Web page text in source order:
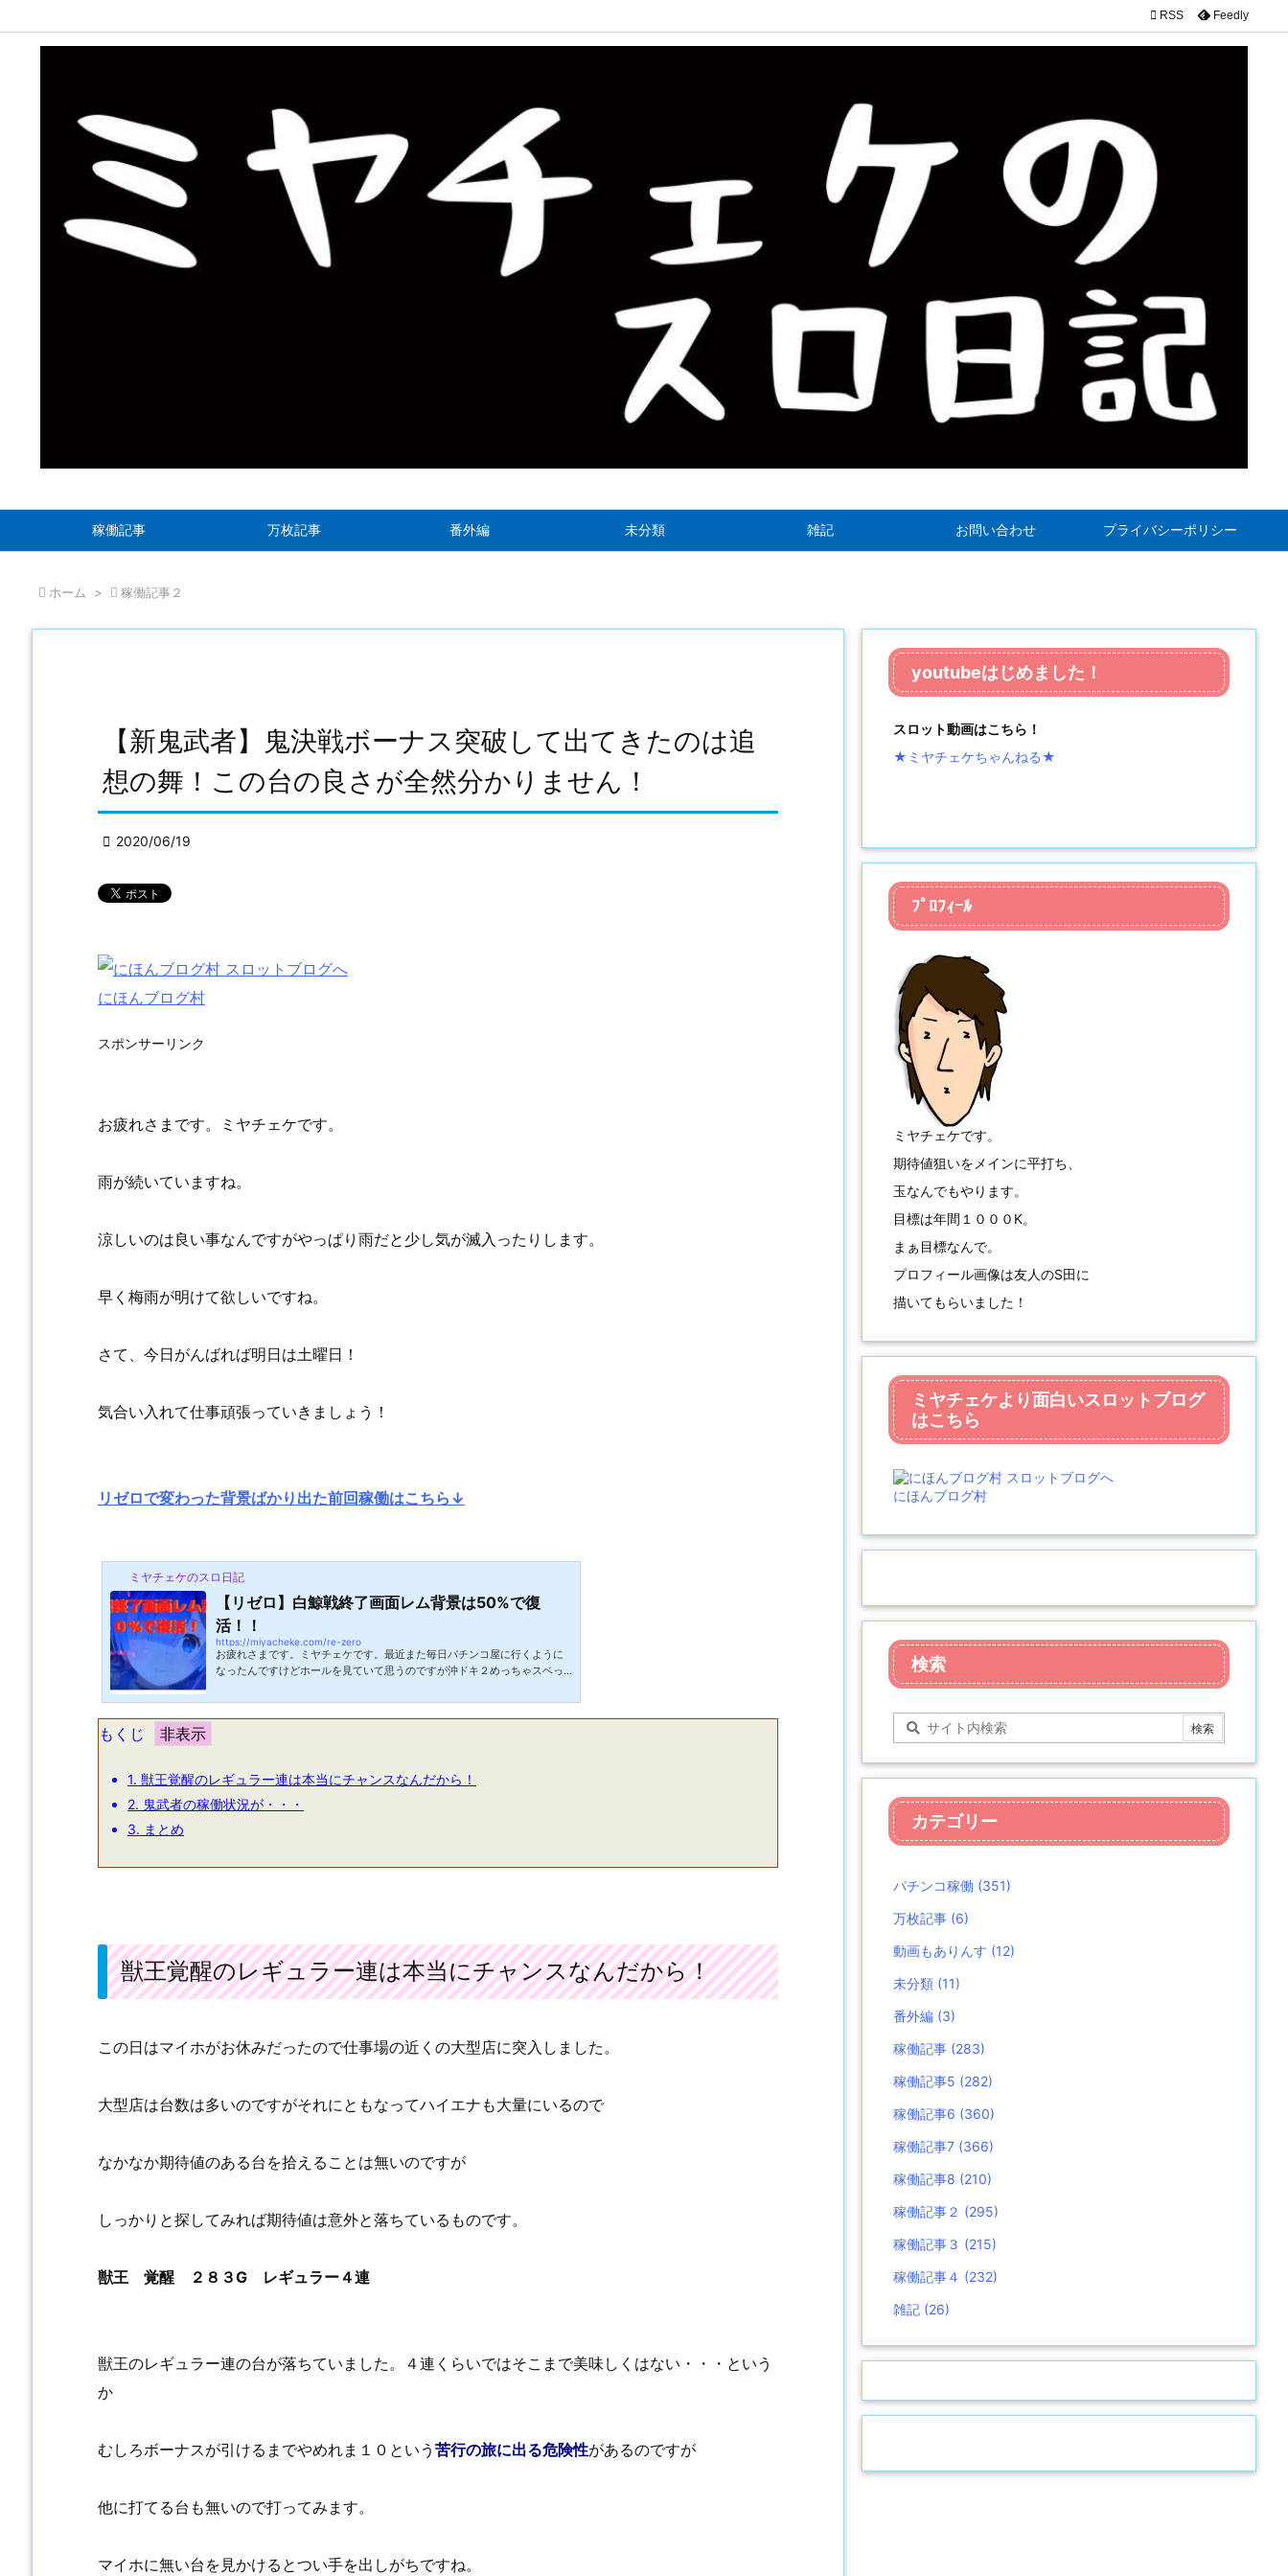
稼働記事 万枚記事 番外編 未分類 雑記 お問い合わせ プライバシーポリシー
 RSS Feedly
 ホーム >  稼働記事２
【新鬼武者】鬼決戦ボーナス突破して出てきたのは追
想の舞！この台の良さが全然分かりません！
 2020/06/19
にほんブログ村
スポンサーリンク
お疲れさまです。ミヤチェケです。
雨が続いていますね。
涼しいのは良い事なんですがやっぱり雨だと少し気が滅入ったりします。
早く梅雨が明けて欲しいですね。
さて、今日がんばれば明日は土曜日！
気合い入れて仕事頑張っていきましょう！
リゼロで変わった背景ばかり出た前回稼働はこちら↓
ミヤチェケのスロ日記
【リゼロ】白鯨戦終了画面レム背景は50%で復
活！！
https://miyacheke.com/re-zero
お疲れさまです。ミヤチェケです。最近また毎日パチンコ屋に行くように
なったんですけどホールを見ていて思うのですが沖ドキ２めっちゃスベっ
で期待値稼働できるとかできないとかの前にまともに稼働してないし！一
回くらいは打ってみたいんですけど天井が９９９Gなのでなかなか手を出す
もくじ
1. 獣王覚醒のレギュラー連は本当にチャンスなんだから！
2. 鬼武者の稼働状況が・・・
3. まとめ
獣王覚醒のレギュラー連は本当にチャンスなんだから！
この日はマイホがお休みだったので仕事場の近くの大型店に突入しました。
大型店は台数は多いのですがそれにともなってハイエナも大量にいるので
なかなか期待値のある台を拾えることは無いのですが
しっかりと探してみれば期待値は意外と落ちているものです。
獣王 覚醒 ２８３G レギュラー４連
獣王のレギュラー連の台が落ちていました。４連くらいではそこまで美味しくはない・・・という
か
むしろボーナスが引けるまでやめれま１０という 苦行の旅に出る危険性があるのですが
他に打てる台も無いので打ってみます。
マイホに無い台を見かけるとつい手を出しがちですね。
youtubeはじめました！
スロット動画はこちら！
★ミヤチェケちゃんねる★
ﾌﾟﾛﾌｨｰﾙ
ミヤチェケです。
期待値狙いをメインに平打ち、
玉なんでもやります。
目標は年間１０００K。
まぁ目標なんで。
プロフィール画像は友人のS田に
描いてもらいました！
ミヤチェケより面白いスロットブログ
はこちら
にほんブログ村
検索
カテゴリー
パチンコ稼働 (351)
万枚記事 (6)
動画もありんす (12)
未分類 (11)
番外編 (3)
稼働記事 (283)
稼働記事5 (282)
稼働記事6 (360)
稼働記事7 (366)
稼働記事8 (210)
稼働記事２ (295)
稼働記事３ (215)
稼働記事４ (232)
雑記 (26)